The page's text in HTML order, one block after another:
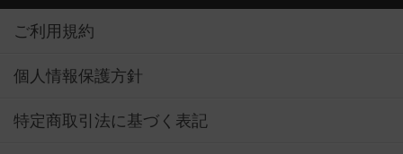
ご利用規約
個人情報保護方針
特定商取引法に基づく表記